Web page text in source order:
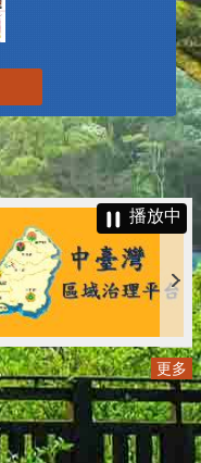
播放中
更多